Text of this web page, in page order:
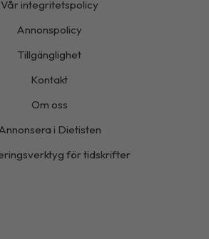
Vår integritetspolicy
Annonspolicy
Tillgänglighet
Kontakt
Om oss
i Dietisten
för tidskrifter